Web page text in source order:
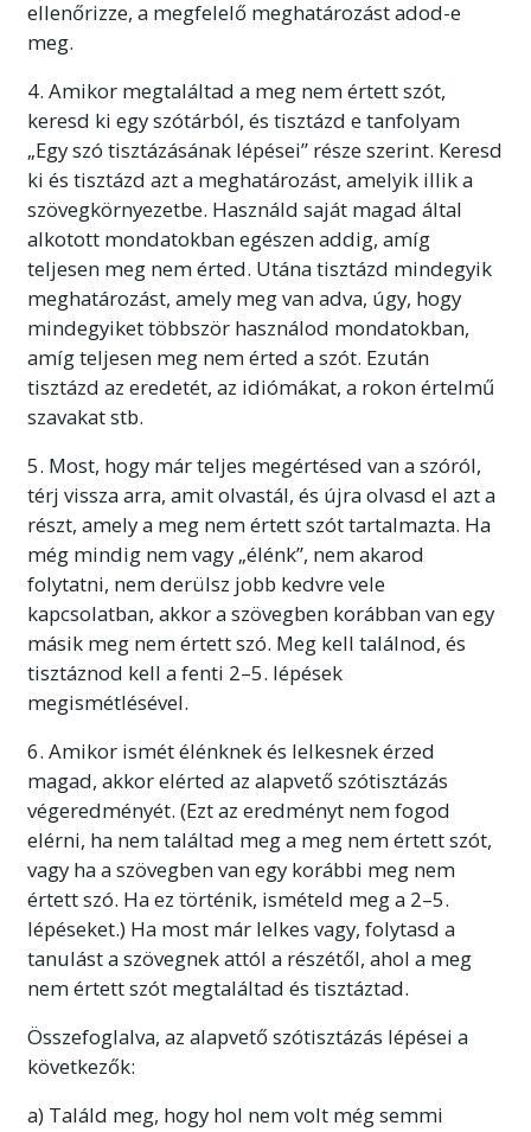
ellenőrizze, a megfelelő meghatározást adod-e
meg.
4. Amikor megtaláltad a meg nem értett szót,
keresd ki egy szótárból, és tisztázd e tanfolyam
„Egy szó tisztázásának lépései” része szerint. Keresd
ki és tisztázd azt a meghatározást, amelyik illik a
szövegkörnyezetbe. Használd saját magad által
alkotott mondatokban egészen addig, amíg
teljesen meg nem érted. Utána tisztázd mindegyik
meghatározást, amely meg van adva, úgy, hogy
mindegyiket többször használod mondatokban,
amíg teljesen meg nem érted a szót. Ezután
tisztázd az eredetét, az idiómákat, a rokon értelmű
szavakat stb.
5. Most, hogy már teljes megértésed van a szóról,
térj vissza arra, amit olvastál, és újra olvasd el azt a
részt, amely a meg nem értett szót tartalmazta. Ha
még mindig nem vagy „élénk”, nem akarod
folytatni, nem derülsz jobb kedvre vele
kapcsolatban, akkor a szövegben korábban van egy
másik meg nem értett szó. Meg kell találnod, és
tisztáznod kell a fenti 2–5. lépések
megismétlésével.
6. Amikor ismét élénknek és lelkesnek érzed
magad, akkor elérted az alapvető szótisztázás
végeredményét. (Ezt az eredményt nem fogod
elérni, ha nem találtad meg a meg nem értett szót,
vagy ha a szövegben van egy korábbi meg nem
értett szó. Ha ez történik, ismételd meg a 2–5.
lépéseket.) Ha most már lelkes vagy, folytasd a
tanulást a szövegnek attól a részétől, ahol a meg
nem értett szót megtaláltad és tisztáztad.
Összefoglalva, az alapvető szótisztázás lépései a
következők:
a) Találd meg, hogy hol nem volt még semmi